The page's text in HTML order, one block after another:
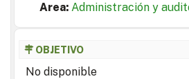
Area: Administración y
OBJETIVO
No disponible